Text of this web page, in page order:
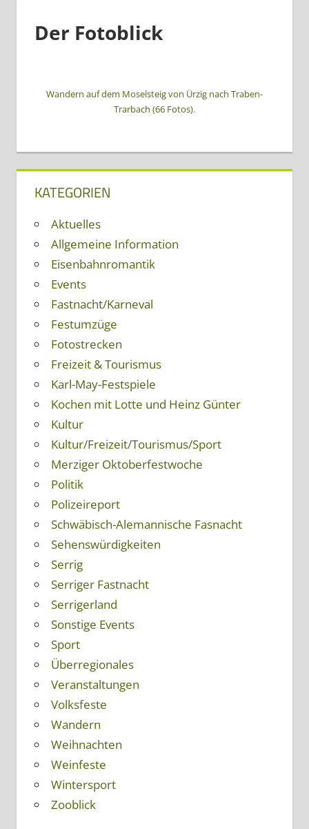
Der Fotoblick
Wandern auf dem Moselsteig von Ürzig nach Traben-
Trarbach (66 Fotos).
KATEGORIEN
Aktuelles
Allgemeine Information
Eisenbahnromantik
Events
Fastnacht/Karneval
Festumzüge
Fotostrecken
Freizeit & Tourismus
Karl-May-Festspiele
Kochen mit Lotte und Heinz Günter
Kultur
Kultur/Freizeit/Tourismus/Sport
Merziger Oktoberfestwoche
Politik
Polizeireport
Schwäbisch-Alemannische Fasnacht
Sehenswürdigkeiten
Serrig
Serriger Fastnacht
Serrigerland
Sonstige Events
Sport
Überregionales
Veranstaltungen
Volksfeste
Wandern
Weihnachten
Weinfeste
Wintersport
Zooblick